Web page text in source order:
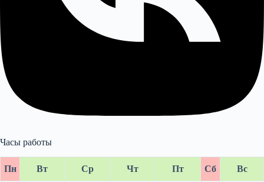
Часы работы
Пн Вт Ср Чт Пт Сб Вс